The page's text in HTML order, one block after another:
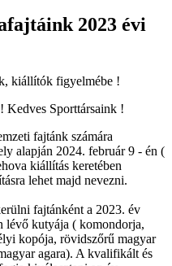
2023 évi
kiállítók figyelmébe !
Kedves Sporttársaink !
fajtánk számára
alapján 2024. február 9 - én (
kiállítás keretében
lehet majd nevezni.
fajtánként a 2023. év
lévő kutyája ( komondorja,
kopója, rövidszőrű magyar
agara). A kvalifikált és